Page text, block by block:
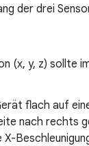
der drei
(x, y, z) sollte
flach auf
nach rechts